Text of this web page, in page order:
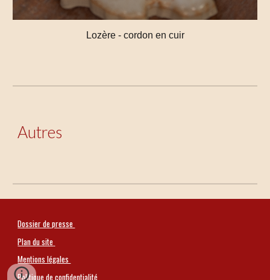
Lozère - cordon en cuir
Autres
Dossier de presse
Plan du site
Mentions légales
Politique de confidentialité